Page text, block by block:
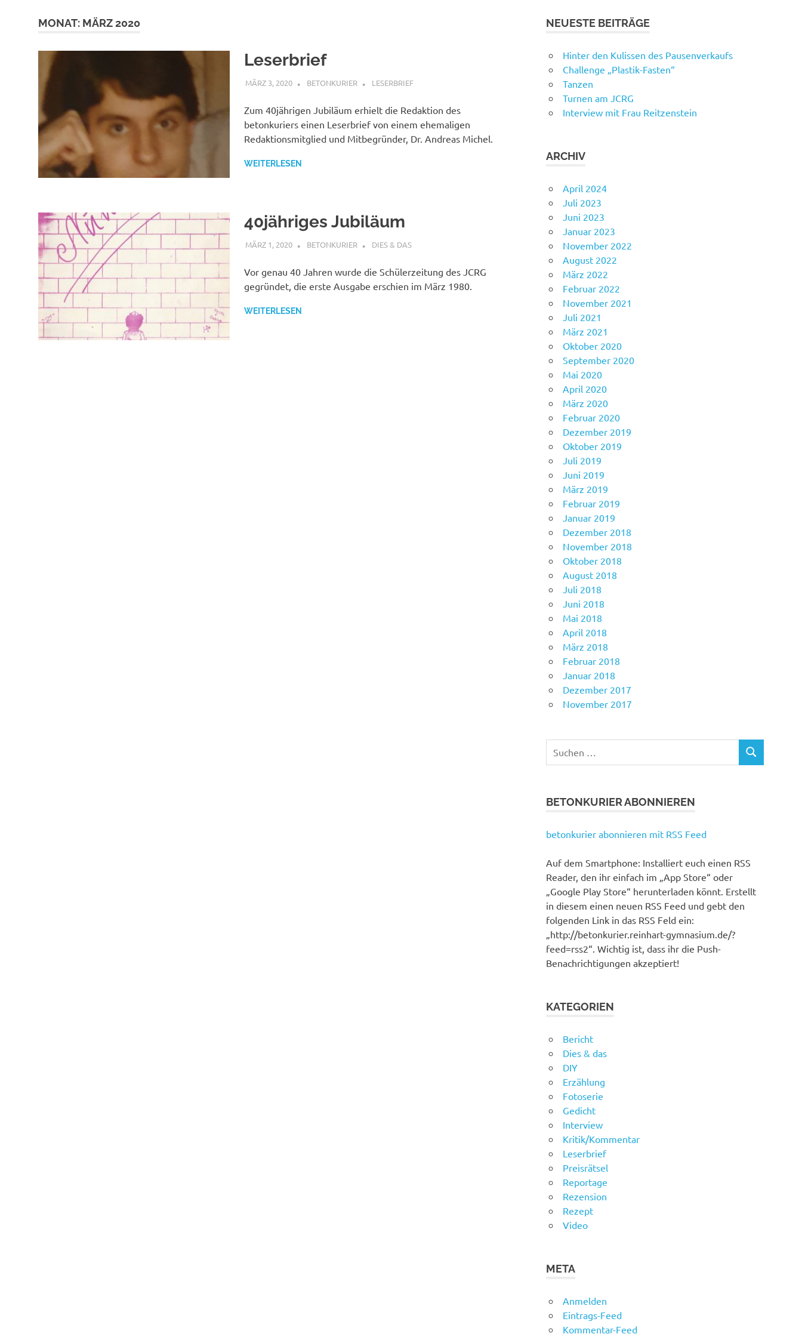
MONAT: MÄRZ 2020
Leserbrief
MÄRZ 3, 2020 BETONKURIER LESERBRIEF
Zum 40jährigen Jubiläum erhielt die Redaktion des
betonkuriers einen Leserbrief von einem ehemaligen
Redaktionsmitglied und Mitbegründer, Dr. Andreas Michel.
WEITERLESEN
40jähriges Jubiläum
MÄRZ 1, 2020 BETONKURIER DIES & DAS
Vor genau 40 Jahren wurde die Schülerzeitung des JCRG
gegründet, die erste Ausgabe erschien im März 1980.
WEITERLESEN
NEUESTE BEITRÄGE
Hinter den Kulissen des Pausenverkaufs
Challenge „Plastik-Fasten“
Tanzen
Turnen am JCRG
Interview mit Frau Reitzenstein
ARCHIV
April 2024
Juli 2023
Juni 2023
Januar 2023
November 2022
August 2022
März 2022
Februar 2022
November 2021
Juli 2021
März 2021
Oktober 2020
September 2020
Mai 2020
April 2020
März 2020
Februar 2020
Dezember 2019
Oktober 2019
Juli 2019
Juni 2019
März 2019
Februar 2019
Januar 2019
Dezember 2018
November 2018
Oktober 2018
August 2018
Juli 2018
Juni 2018
Mai 2018
April 2018
März 2018
Februar 2018
Januar 2018
Dezember 2017
November 2017
Suchen
SUCHEN
BETONKURIER ABONNIEREN
betonkurier abonnieren mit RSS Feed
Auf dem Smartphone: Installiert euch einen RSS
Reader, den ihr einfach im „App Store“ oder
„Google Play Store“ herunterladen könnt. Erstellt
in diesem einen neuen RSS Feed und gebt den
folgenden Link in das RSS Feld ein:
„http://betonkurier.reinhart-gymnasium.de/?
feed=rss2“. Wichtig ist, dass ihr die Push-
Benachrichtigungen akzeptiert!
KATEGORIEN
Bericht
Dies & das
DIY
Erzählung
Fotoserie
Gedicht
Interview
Kritik/Kommentar
Leserbrief
Preisrätsel
Reportage
Rezension
Rezept
Video
META
Anmelden
Eintrags-Feed
Kommentar-Feed